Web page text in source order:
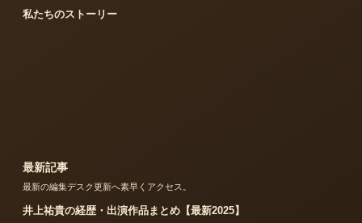
私たちのストーリー
最新記事
最新の編集デスク更新へ素早くアクセス。
井上祐貴の経歴・出演作品まとめ【最新2025】